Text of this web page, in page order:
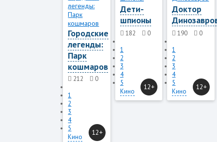
Городские
легенды:
Парк
кошмаров
212
0
1
2
3
4
5
Кино
12+
Дети-
шпионы
182
0
1
2
3
4
5
Кино
12+
Доктор
190
0
1
2
3
4
5
Кино
12+